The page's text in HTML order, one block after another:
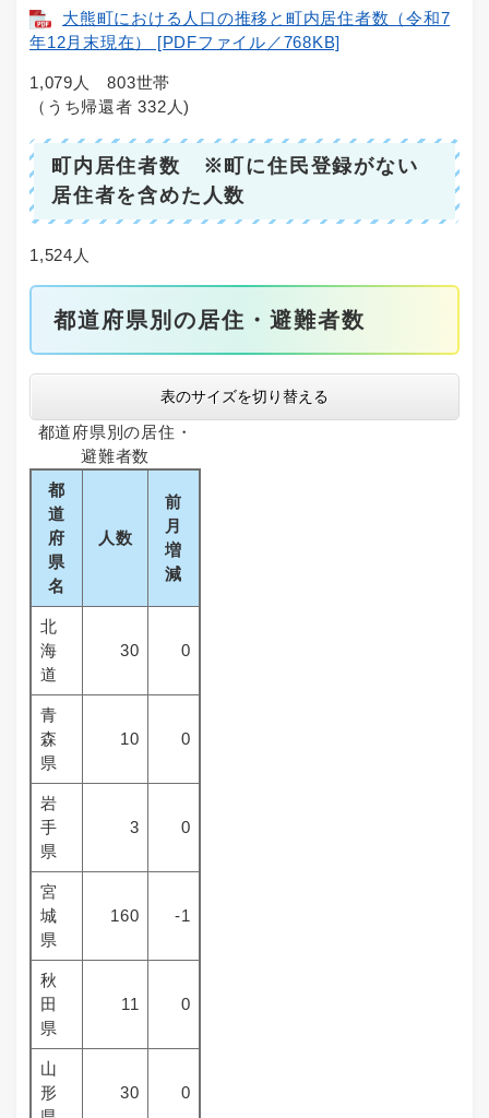
大熊町における人口の推移と町内居住者数（令和7
年12月末現在） [PDFファイル／768KB]
1,079人 803世帯
（うち帰還者 332人)
町内居住者数 ※町に住民登録がない
居住者を含めた人数
1,524人
都道府県別の居住・避難者数
表のサイズを切り替える
都道府県別の居住・
避難者数
都
道
府
県
名
人数
前
月
増
減
北
海
道
30 0
青
森
県
10 0
岩
手
県
3 0
宮
城
県
160 -1
秋
田
県
11 0
山
形
30 0